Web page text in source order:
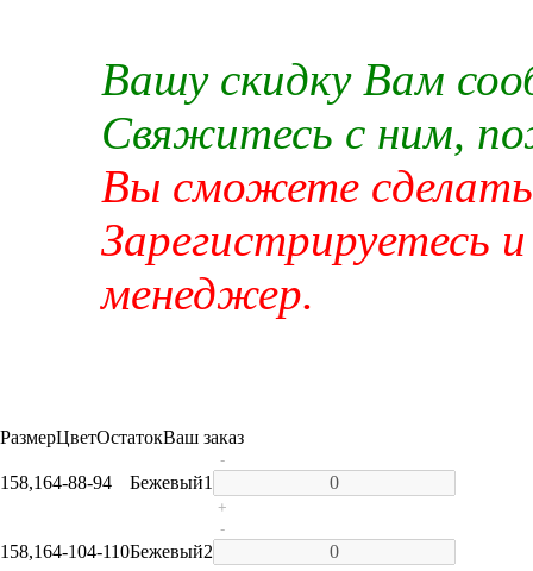
Вашу скидку Вам
Свяжитесь с ним,
Вы сможете сделать
Зарегистрируетесь
менеджер.
РазмерЦветОстатокВаш заказ
158,164-88-94 Бежевый1
-
+
158,164-104-110Бежевый2
-